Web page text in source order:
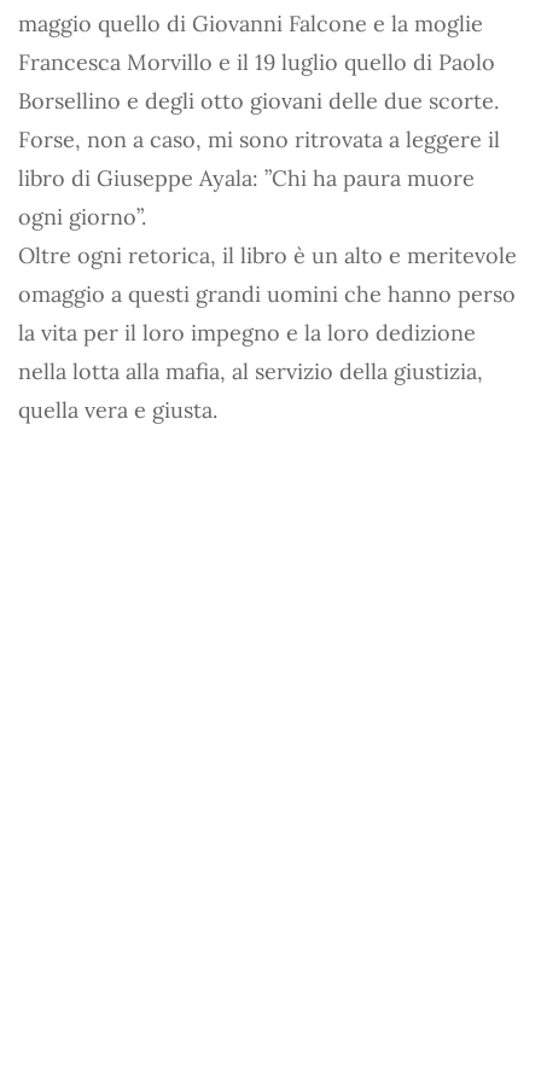
maggio quello di Giovanni Falcone e la moglie
Francesca Morvillo e il 19 luglio quello di Paolo
Borsellino e degli otto giovani delle due scorte.
Forse, non a caso, mi sono ritrovata a leggere il
libro di Giuseppe Ayala: ”Chi ha paura muore
ogni giorno”.
Oltre ogni retorica, il libro è un alto e meritevole
omaggio a questi grandi uomini che hanno perso
la vita per il loro impegno e la loro dedizione
nella lotta alla mafia, al servizio della giustizia,
quella vera e giusta.